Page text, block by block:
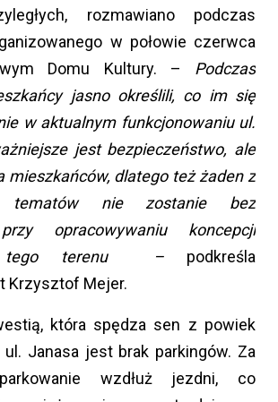
rozmawiano podczas
w połowie czerwca
Domu Kultury. – Podczas
jasno określili, co im się
w aktualnym funkcjonowaniu ul.
jest bezpieczeństwo, ale
mieszkańców, dlatego też żaden z
tematów nie zostanie bez
opracowywaniu koncepcji
tego terenu – podkreśla
Krzysztof Mejer.
która spędza sen z powiek
Janasa jest brak parkingów. Za
wzdłuż jezdni, co